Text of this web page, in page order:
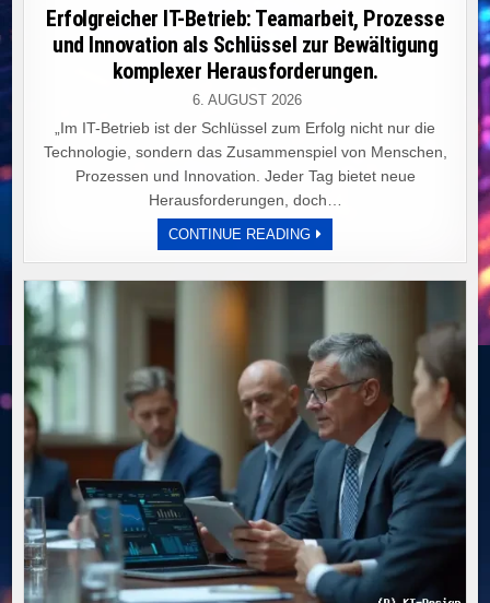
in
Erfolgreicher IT-Betrieb: Teamarbeit, Prozesse
und Innovation als Schlüssel zur Bewältigung
komplexer Herausforderungen.
6. AUGUST 2026
„Im IT-Betrieb ist der Schlüssel zum Erfolg nicht nur die
Technologie, sondern das Zusammenspiel von Menschen,
Prozessen und Innovation. Jeder Tag bietet neue
Herausforderungen, doch…
CONTINUE READINGERFOLGREICHER
IT-
BETRIEB:
ALS
SCHLÜSSEL
ZUR
BEWÄLTIGUNG
KOMPLEXER
HERAUSFORDERUNGEN.